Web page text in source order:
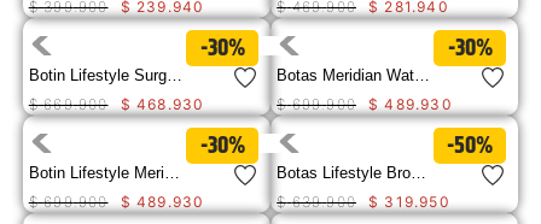
$ 399.900 $ 239 .940
$ 469.900 $ 281 .940
-30%
Botin Lifestyle Surge Hiker Hombre
$ 669.900 $ 468 .930
-30%
$ 699.900 $ 489.930
-30%
$ 699.900 $ 489 .930
-50%
$ 639.900 $ 319.950